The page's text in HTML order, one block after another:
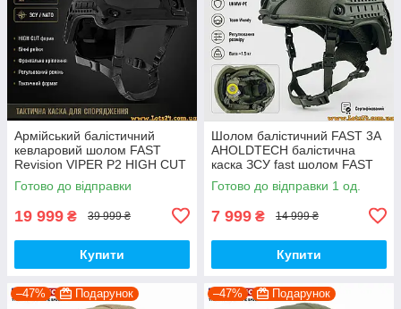
Армійський балістичний
кевларовий шолом FAST
Revision VIPER P2 HIGH CUT
каска тактична кевларова для
ЗСУ НАТО NIJ 3A IIIA
Готово до відправки
19 999 ₴ 39 999 ₴
Купити
Шолом балістичний FAST 3A
AHOLDTECH балістична
каска ЗСУ fast шолом FAST
NIJ IIIA каска військова фаст
3а шолом ФАСТ 3а
Готово до відправки 1 од.
7 999 ₴ 14 999 ₴
Купити
–47% Подарунок –47% Подарунок